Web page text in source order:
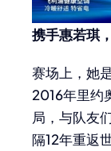
携手惠若琪
赛场上，她
2016年里约
局，与队友
隔12年重返